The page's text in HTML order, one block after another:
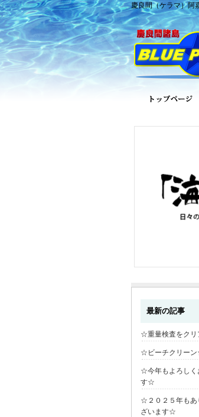
慶良間（ケラマ）阿
最新の記事
☆重量検査をク
☆ビーチクリー
☆今年もよろしく
す☆
☆２０２５年もあ
ざいます☆